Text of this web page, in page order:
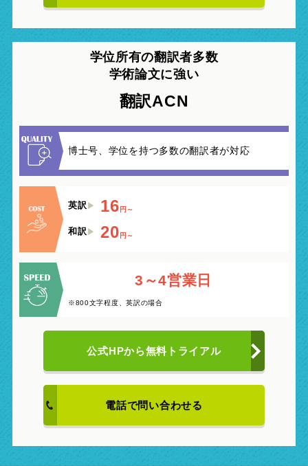
学位所有の翻訳者多数
学術論文に強い
翻訳ACN
博士号、学位を持つ多数の翻訳者が対応
英訳 16 円～
和訳 20 円～
3～4営業日
※800文字程度、英訳の場合
公式HPから無料トライアル
電話で問い合わせる